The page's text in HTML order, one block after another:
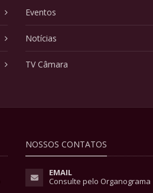
Eventos
Notícias
TV Câmara
NOSSOS CONTATOS
EMAIL
Consulte pelo Organograma